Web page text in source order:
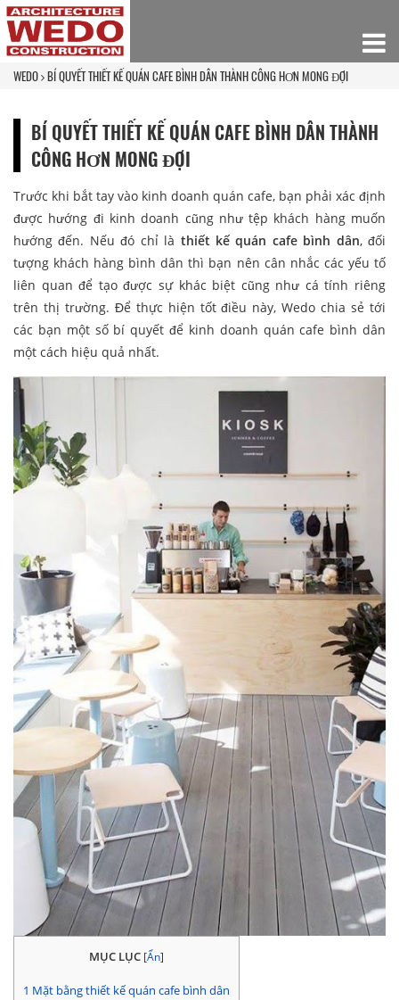
WEDO BÍ QUYẾT THIẾT KẾ QUÁN CAFE BÌNH DÂN THÀNH CÔNG HƠN MONG ĐỢI
BÍ QUYẾT THIẾT KẾ QUÁN CAFE BÌNH DÂN THÀNH
CÔNG HƠN MONG ĐỢI
Trước khi bắt tay vào kinh doanh quán cafe, bạn phải xác định
được hướng đi kinh doanh cũng như tệp khách hàng muốn
hướng đến. Nếu đó chỉ là thiết kế quán cafe bình dân, đối
tượng khách hàng bình dân thì bạn nên cân nhắc các yếu tố
liên quan để tạo được sự khác biệt cũng như cá tính riêng
trên thị trường. Để thực hiện tốt điều này, Wedo chia sẻ tới
các bạn một số bí quyết để kinh doanh quán cafe bình dân
một cách hiệu quả nhất.
MỤC LỤC [Ẩn]
1 Mặt bằng thiết kế quán cafe bình dân